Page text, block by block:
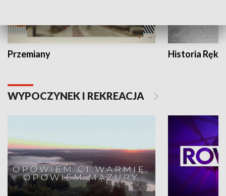
Przemiany Historia Ręką
WYPOCZYNEK I REKREACJA